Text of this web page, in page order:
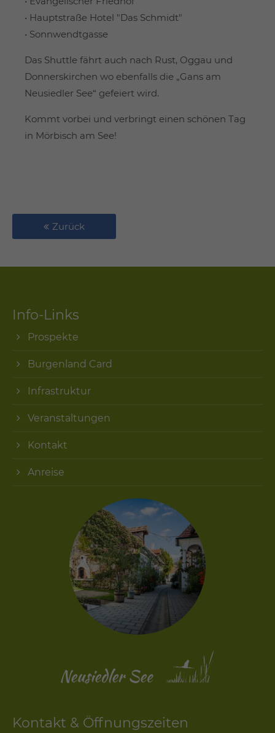
• Hauptstraße Hotel "Das Schmidt"
• Sonnwendtgasse
Das Shuttle fährt auch nach Rust, Oggau und
Donnerskirchen wo ebenfalls die „Gans am
Neusiedler See“ gefeiert wird.
Kommt vorbei und verbringt einen schönen Tag
in Mörbisch am See!
Zurück
Info-Links
Prospekte
Burgenland Card
Infrastruktur
Veranstaltungen
Kontakt
Anreise
Kontakt & Öffnungszeiten